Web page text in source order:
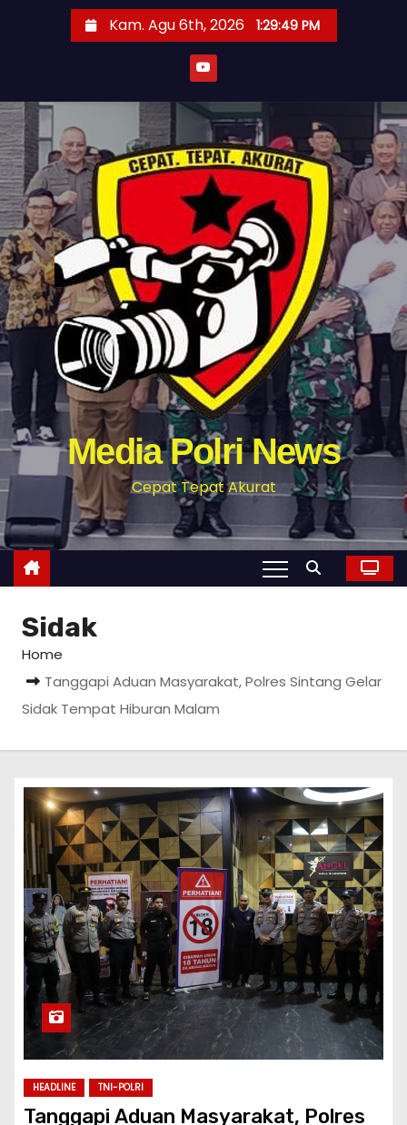
t
o
c
o
n
t
e
n
t
Kam. Agu 6th, 2026 1:29:51 PM
Media Polri News
Cepat Tepat Akurat
Sidak
Home
Tanggapi Aduan Masyarakat, Polres Sintang Gelar
Sidak Tempat Hiburan Malam
HEADLINE TNI-POLRI
Tanggapi Aduan Masyarakat, Polres